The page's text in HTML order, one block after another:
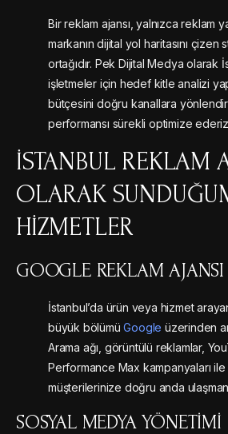
Bir reklam ajansı, yalnızca reklam
markanın dijital yol haritasını çizen
ortağıdır. Pek Dijital Medya olarak
işletmeler için hedef kitle analizi
bütçesini doğru kanallara
performansı sürekli optimize
İSTANBUL REKLAM
OLARAK
HIZMETLER
GOOGLE REKLAM
İstanbul’da ürün veya hizmet arayan
büyük bölümüGoogle üzerinden
Arama ağı, görüntülü reklamlar,
Performance Max kampanyaları
müşterilerinize doğru anda
SOSYAL MEDYA YÖNETIMI